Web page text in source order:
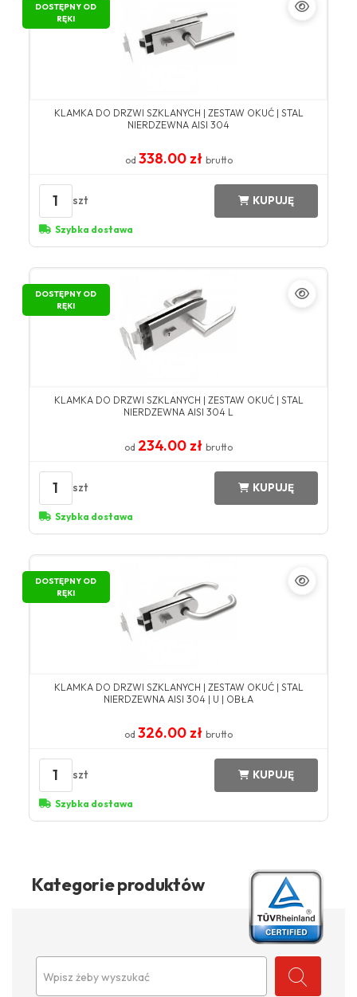
Kategorie produktów
Wpisz żeby wyszukać
DOSTĘPNY OD
RĘKI
KLAMKA DO DRZWI SZKLANYCH | ZESTAW OKUĆ | STAL
NIERDZEWNA AISI 304
od 338.00 zł brutto
1 szt KUPUJĘ
Szybka dostawa
DOSTĘPNY OD
RĘKI
KLAMKA DO DRZWI SZKLANYCH | ZESTAW OKUĆ | STAL
NIERDZEWNA AISI 304 L
od 234.00 zł brutto
1 szt KUPUJĘ
Szybka dostawa
DOSTĘPNY OD
RĘKI
KLAMKA DO DRZWI SZKLANYCH | ZESTAW OKUĆ | STAL
NIERDZEWNA AISI 304 | U | OBŁA
od 326.00 zł brutto
1 szt KUPUJĘ
Szybka dostawa